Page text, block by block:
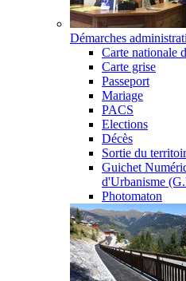
Démarches
Carte nationale
Carte grise
Passeport
Mariage
PACS
Elections
Décès
Sortie du
Guichet
d'Urbanisme
Photomaton